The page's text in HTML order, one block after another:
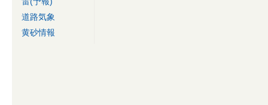
道路気象
黄砂情報